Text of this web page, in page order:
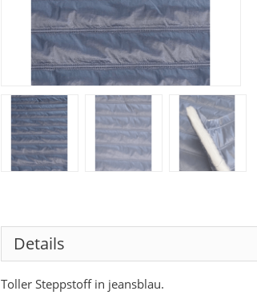
Details
Toller Steppstoff in jeansblau.